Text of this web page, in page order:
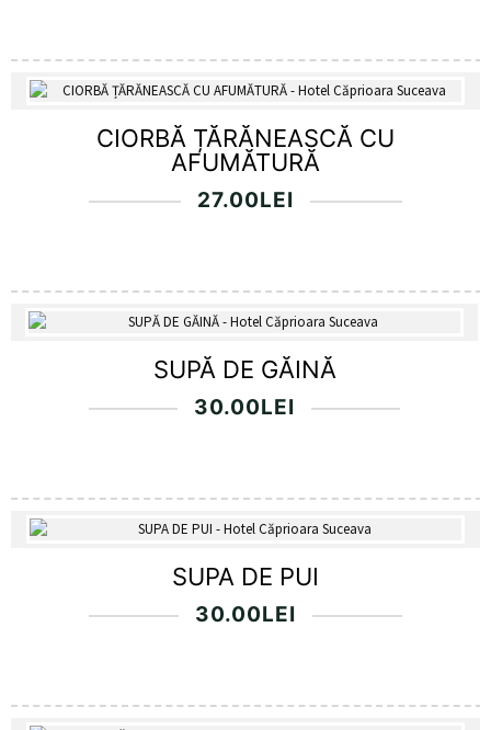
CIORBĂ ȚĂRĂNEASCĂ CU
AFUMĂTURĂ
27.00LEI
SUPĂ DE GĂINĂ
30.00LEI
SUPA DE PUI
30.00LEI